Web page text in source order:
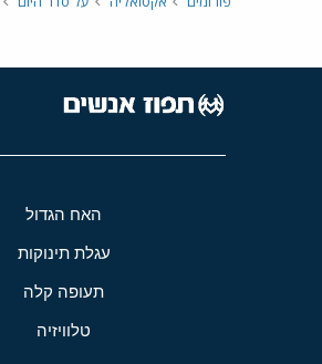
האח הגדול
עגלת תינוקות
תעופה קלה
טלוויזיה